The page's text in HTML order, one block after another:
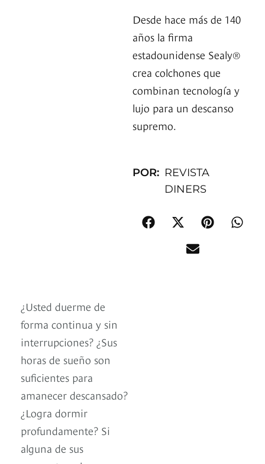
Desde hace más de 140
años la firma
estadounidense Sealy®
crea colchones que
combinan tecnología y
lujo para un descanso
supremo.
POR: REVISTA
DINERS
¿Usted duerme de
forma continua y sin
interrupciones? ¿Sus
horas de sueño son
suficientes para
amanecer descansado?
¿Logra dormir
profundamente? Si
alguna de sus